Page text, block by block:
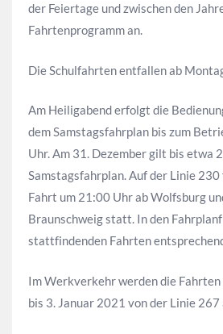
der Feiertage und zwischen den
Fahrtenprogramm an.
Die Schulfahrten entfallen ab
Am Heiligabend erfolgt die
dem Samstagsfahrplan bis zum
Uhr. Am 31. Dezember gilt bis etwa
Samstagsfahrplan. Auf der Linie
Fahrt um 21:00 Uhr ab Wolfsburg
Braunschweig statt. In den
stattfindenden Fahrten
Im Werkverkehr werden die
bis 3. Januar 2021 von der Linie 267